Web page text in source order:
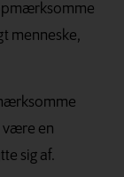
menneske,
være en
sig af.